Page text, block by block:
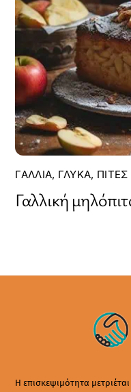
ΓΑΛΛΊΑ, ΓΛΥΚΆ, ΠΊΤΕΣ
Γαλλική
Η επισκεψιμότητα